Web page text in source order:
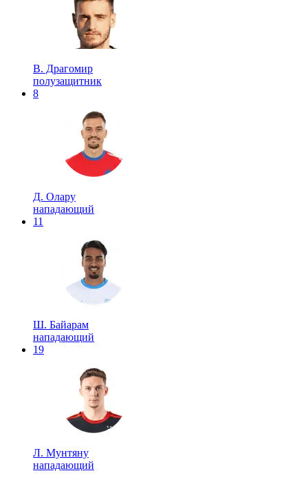
В. Драгомир
полузащитник
8
Д. Олару
нападающий
11
Ш. Байарам
нападающий
19
Л. Мунтяну
нападающий